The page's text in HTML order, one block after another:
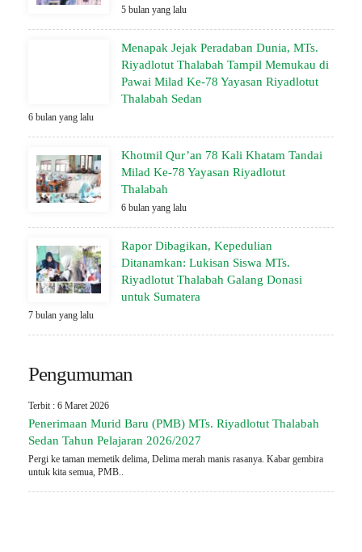
5 bulan yang lalu
Menapak Jejak Peradaban Dunia, MTs.
Riyadlotut Thalabah Tampil Memukau di
Pawai Milad Ke-78 Yayasan Riyadlotut
Thalabah Sedan
6 bulan yang lalu
Khotmil Qur’an 78 Kali Khatam Tandai
Milad Ke-78 Yayasan Riyadlotut
Thalabah
6 bulan yang lalu
Rapor Dibagikan, Kepedulian
Ditanamkan: Lukisan Siswa MTs.
Riyadlotut Thalabah Galang Donasi
untuk Sumatera
7 bulan yang lalu
Pengumuman
Terbit : 6 Maret 2026
Penerimaan Murid Baru (PMB) MTs. Riyadlotut Thalabah
Sedan Tahun Pelajaran 2026/2027
Pergi ke taman memetik delima, Delima merah manis rasanya. Kabar gembira
untuk kita semua, PMB..